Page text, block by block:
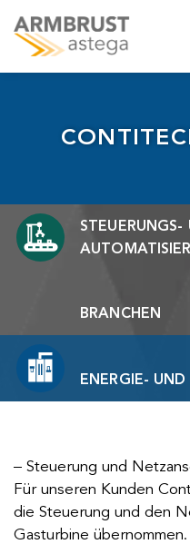
content
STEUERUNGS-
BRANCHEN
ENERGIE-
– Steuerung und
Für unseren Kunden
die Steuerung und den
Gasturbine